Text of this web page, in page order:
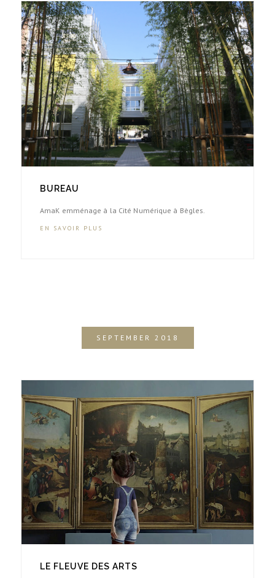
BUREAU
AmaK emménage à la Cité Numérique à Bègles.
EN SAVOIR PLUS
SEPTEMBER 2018
LE FLEUVE DES ARTS